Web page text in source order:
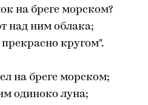
на бреге морском?
над ним облака;
кругом".
на бреге морском;
одиноко луна;